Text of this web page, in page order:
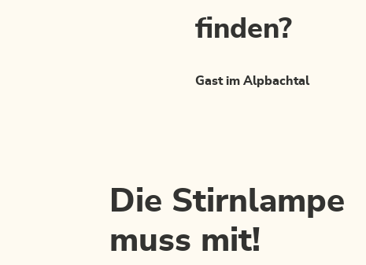
finden?
Gast im Alpbachtal
Die Stirnlampe
muss mit!